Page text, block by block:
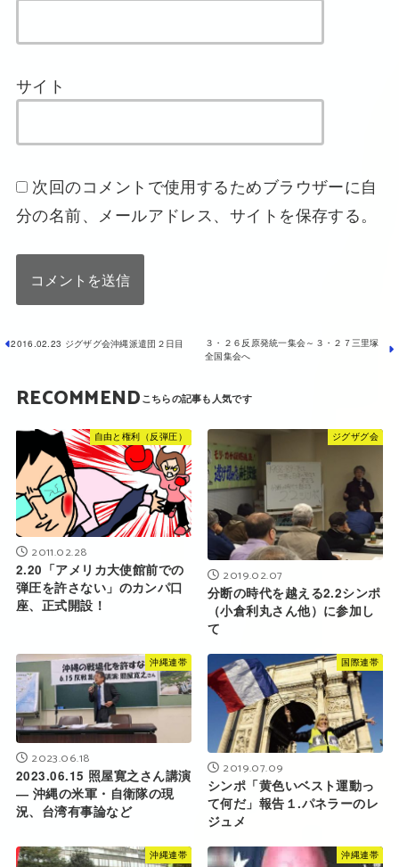
サイト
次回のコメントで使用するためブラウザーに自
分の名前、メールアドレス、サイトを保存する。
３・２６反原発統一集会～３・２７三里塚
全国集会へ
2016.02.23 ジグザグ会沖縄派遣団２日目
RECOMMEND
自由と権利（反弾圧）
2011.02.28
2.20「アメリカ大使館前での
弾圧を許さない」のカンパ口
座、正式開設！
ジグザグ会
2019.02.07
分断の時代を越える2.2シンポ
（小倉利丸さん他）に参加し
て
沖縄連帯
2023.06.18
2023.06.15 照屋寛之さん講演
― 沖縄の米軍・自衛隊の現
況、台湾有事論など
国際連帯
2019.07.09
シンポ「黄色いベスト運動っ
て何だ」報告１.パネラーのレ
ジュメ
沖縄連帯 沖縄連帯